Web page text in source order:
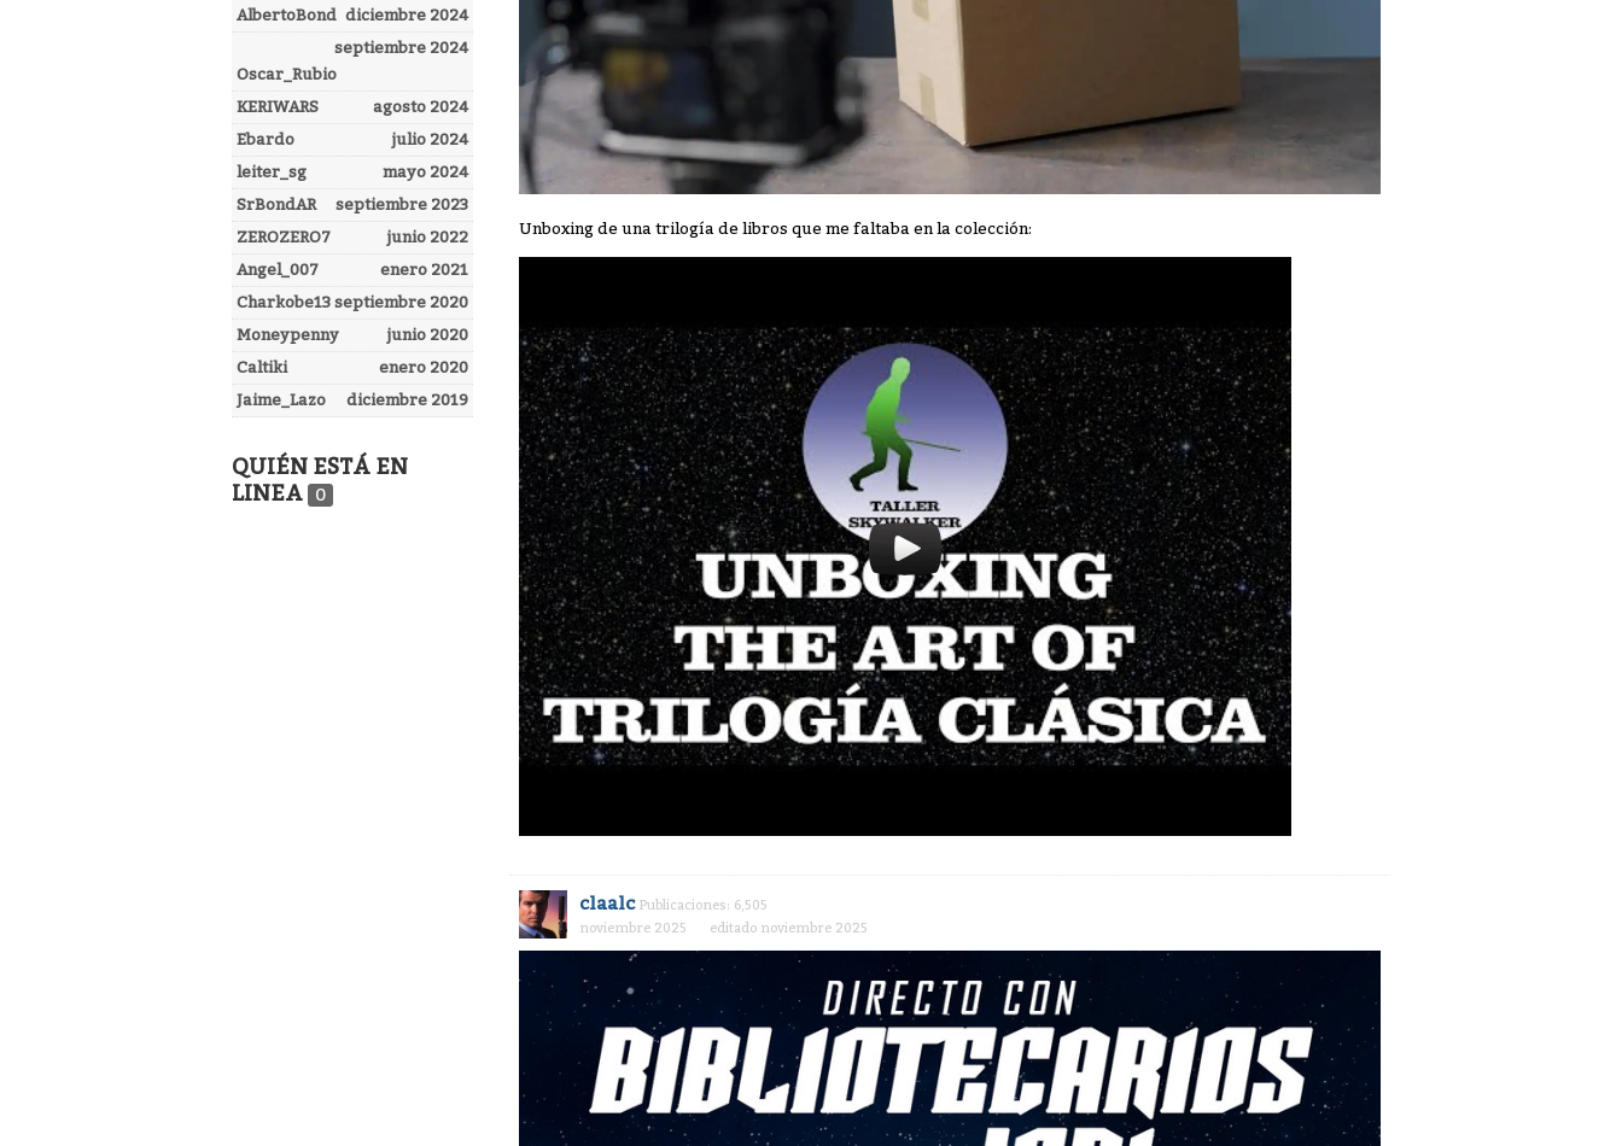
diciembre 2024
AlbertoBond
septiembre 2024
Oscar_Rubio
agosto 2024
KERIWARS
julio 2024
Ebardo
mayo 2024
leiter_sg
septiembre 2023
SrBondAR
junio 2022
ZEROZERO7
enero 2021
Angel_007
septiembre 2020
Charkobe13
junio 2020
Moneypenny
enero 2020
Caltiki
diciembre 2019
Jaime_Lazo
QUIÉN ESTÁ EN
LINEA
0
Unboxing de una trilogía de libros que me faltaba en la colección:
claalc Publicaciones: 6,505
noviembre 2025
editado noviembre 2025